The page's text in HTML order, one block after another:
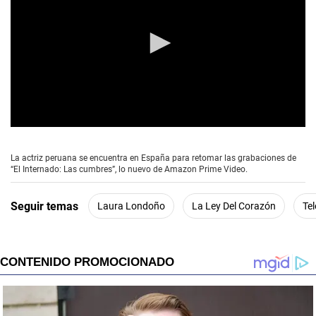
e
c
d
s
m
i
n
u
t
e
La actriz peruana se encuentra en España para retomar las grabaciones de
“El Internado: Las cumbres”, lo nuevo de Amazon Prime Video.
Seguir temas Laura Londoño La Ley Del Corazón